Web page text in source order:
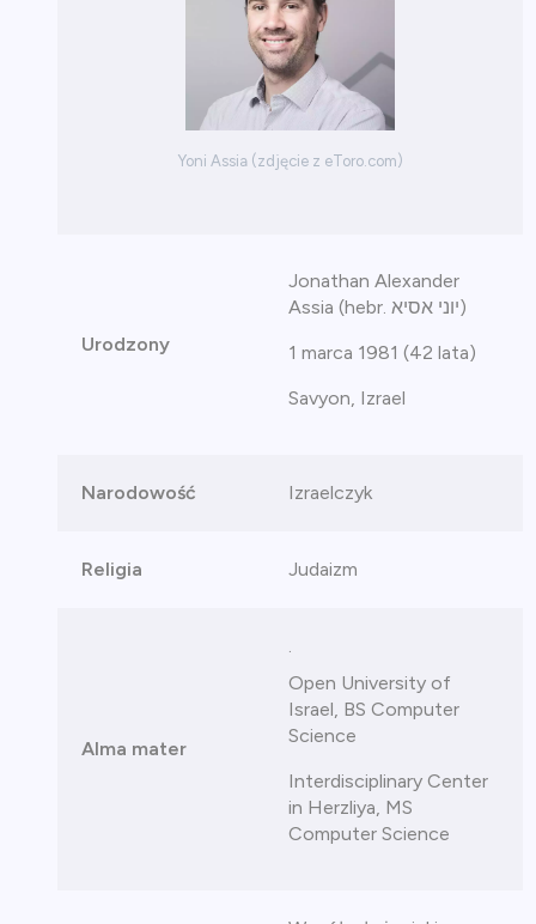
Yoni Assia (zdjęcie z eToro.com)
Urodzony
Jonathan Alexander
Assia (hebr. יוני אסיא)
1 marca 1981 (42 lata)
Savyon, Izrael
Narodowość Izraelczyk
Religia Judaizm
Alma mater
.
Open University of
Israel, BS Computer
Science
Interdisciplinary Center
in Herzliya, MS
Computer Science